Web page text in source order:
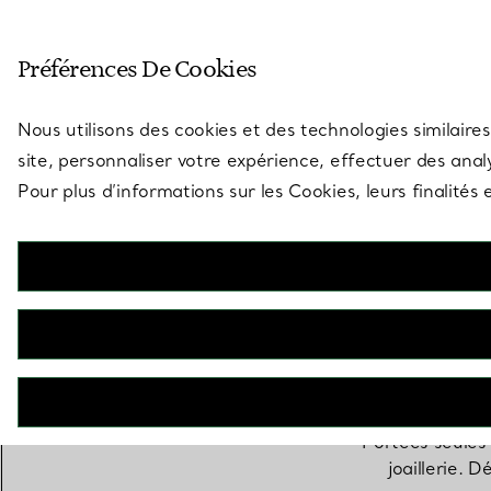
Portées
joaillerie.
Préférences De Cookies
Nous utilisons des cookies et des technologies
site, personnaliser votre expérience, effectuer des
Pour plus d’informations sur les Cookies, leurs